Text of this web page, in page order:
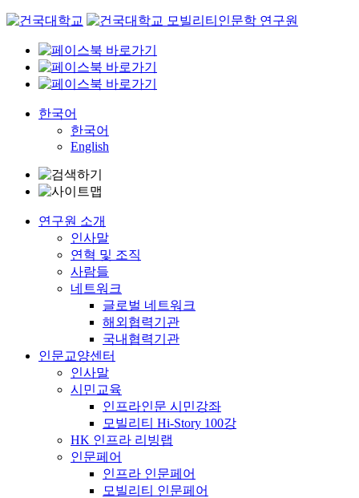
Skip
content
한국어
한국어
English
연구원 소개
인사말
연혁 및 조직
사람들
네트워크
글로벌 네트워크
해외협력기관
국내협력기관
인문교양센터
인사말
시민교육
인프라인문 시민강좌
모빌리티 Hi-Story 100강
HK 인프라 리빙랩
인문페어
인프라 인문페어
모빌리티 인문페어